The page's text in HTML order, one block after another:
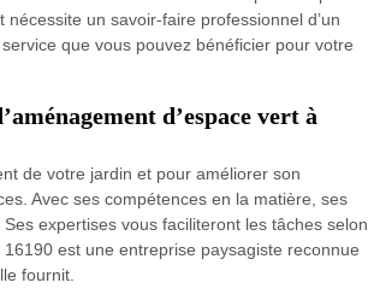
un savoir-faire professionnel d’un
que vous pouvez bénéficier pour votre
d’espace vert à
de votre jardin et pour améliorer son
Avec ses compétences en la matière, ses
expertises vous faciliteront les tâches selon
est une entreprise paysagiste reconnue
fournit.